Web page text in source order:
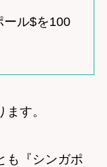
ール$を100
す。
も『シンガポ